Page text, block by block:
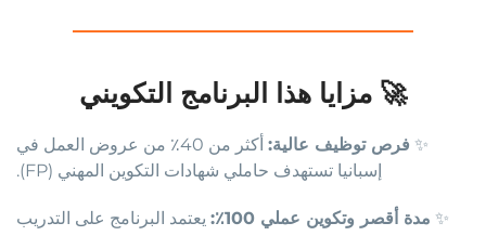
🚀 مزايا هذا البرنامج التكويني
✨فرص توظيف عالية:
أكثر من 40٪ من عروض العمل في
إسبانيا تستهدف حاملي شهادات التكوين المهني (FP).
✨مدة أقصر وتكوين عملي 100٪:
يعتمد البرنامج على التدريب